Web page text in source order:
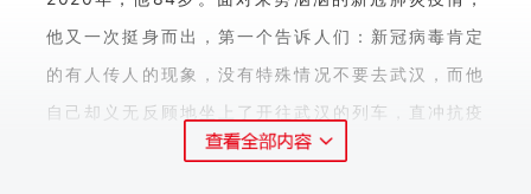
他又一次挺身而出，第一个告诉人们：新冠病毒肯定
的有人传人的现象，没有特殊情况不要去武汉，而他
自己却义无反顾地坐上了开往武汉的列车，直冲抗疫